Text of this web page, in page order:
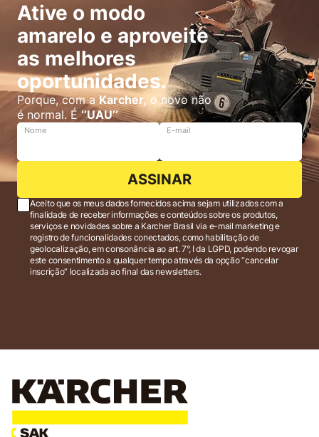
Ative o modo
amarelo e aproveite
as melhores
oportunidades.
Porque, com aKarcher, o novo não
é normal. É‘’UAU’’
Nome E-mail
ASSINAR
Aceito que os meus dados fornecidos acima sejam utilizados com a
finalidade de receber informações e conteúdos sobre os produtos,
serviços e novidades sobre a Karcher Brasil via e-mail marketing e
registro de funcionalidades conectados, como habilitação de
geolocalização, em consonância ao art. 7°, I da LGPD, podendo revogar
este consentimento a qualquer tempo através da opção “cancelar
inscrição” localizada ao final das newsletters.